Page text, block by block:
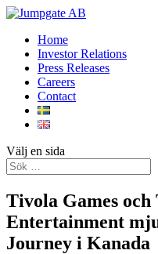
Home
Investor Relations
Press Releases
Careers
Contact
Välj en sida
Tivola Games
Entertainment
Journey i Kanada